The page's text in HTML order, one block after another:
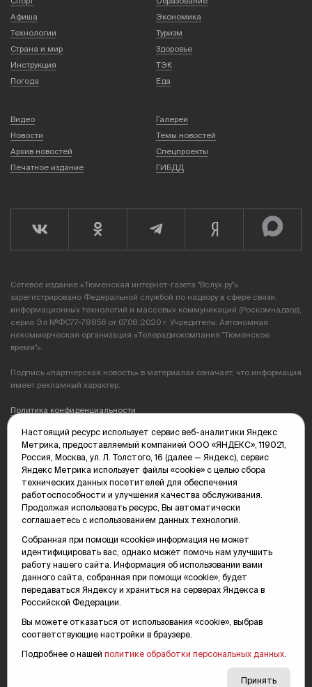
Афиша
Экономика
Технологии
Туризм
Страна и мир
Здоровье
Инструкция
ТЭК
Погода
Еда
Видео
Галереи
Новости
Темы новостей
Архив новостей
Спецпроекты
Печатное издание
ГИБДД
Сетевое издание «Тюменская интернет-газета "Вслух.ру"»
зарегистрировано Федеральной службой по надзору в сфере связи,
информационных технологий и массовых коммуникаций (Роскомнадзор),
серия Эл №ФС77-78856 от 07.08.2020 г. Учредитель: Автономная
некоммерческая организация «Телерадиокомпания "Тюменское
время"».
Подпись «партнерская новость» в материалах означает, что информация
имеет рекламный характер.
Политика конфиденциальности
Редакция: 625035, Тюмень, пр. Геологоразведчиков, 28А
(3452) 68-89-05
edit@vsluh.ru
Главный редактор: Панкина Т.Ю.
kika@vsluh.ru
По вопросам рекламы:
(3452) 68-89-78
kotovaev@sibinformburo.ru
mim@vsluh.ru
16+
Настоящий ресурс использует сервис веб-аналитики Яндекс
Метрика, предоставляемый компанией ООО «ЯНДЕКС», 119021,
Россия, Москва, ул. Л. Толстого, 16 (далее — Яндекс), сервис
Яндекс Метрика использует файлы «cookie» с целью сбора
технических данных посетителей для обеспечения
работоспособности и улучшения качества обслуживания.
Продолжая использовать ресурс, Вы автоматически
соглашаетесь с использованием данных технологий.
Собранная при помощи «cookie» информация не может
идентифицировать вас, однако может помочь нам улучшить
работу нашего сайта. Информация об использовании вами
данного сайта, собранная при помощи «cookie», будет
передаваться Яндексу и храниться на серверах Яндекса в
Российской Федерации.
Вы можете отказаться от использования «cookie», выбрав
соответствующие настройки в браузере.
Подробнее о нашей политике обработки персональных данных
Принять